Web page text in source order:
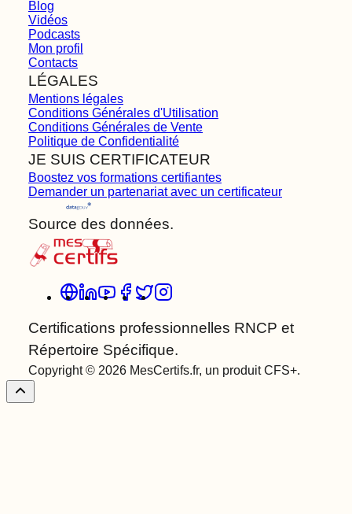
Blog
Vidéos
Podcasts
Mon profil
Contacts
LÉGALES
Mentions légales
Conditions Générales d'Utilisation
Conditions Générales de Vente
Politique de Confidentialité
JE SUIS CERTIFICATEUR
Boostez vos formations certifiantes
Demander un partenariat avec un certificateur
Source des données.
Certifications professionnelles RNCP et
Répertoire Spécifique.
Copyright © 2026 MesCertifs.fr, un produit CFS+.